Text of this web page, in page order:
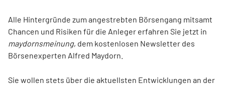
Alle Hintergründe zum angestrebten Börsengang mitsamt
Chancen und Risiken für die Anleger erfahren Sie jetzt in
maydornsmeinung, dem kostenlosen Newsletter des
Börsenexperten Alfred Maydorn.
Sie wollen stets über die aktuellsten Entwicklungen an der